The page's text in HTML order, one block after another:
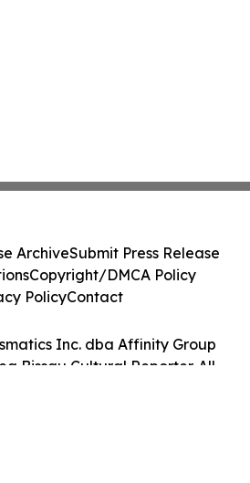
Inc. dba Affinity Group
Bissau Cultural Reporter. All
ArchiveSubmit Press Release
Copyright/DMCA Policy
PolicyContact